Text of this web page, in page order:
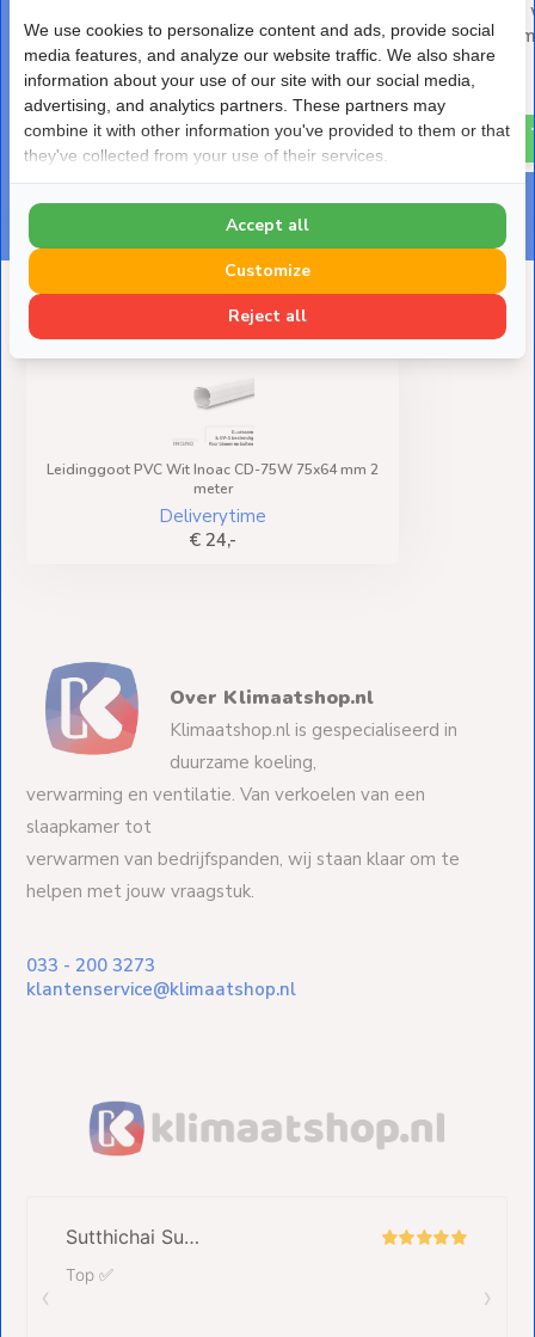
Inaba Denko SD-77-K 75x63
mm 2 meter
Deliverytime
€ 26,-
Verbindingssok
Inoac NS-75W 75
Deliverytime
€ 8,-
Deze heb je eerder bekeken
Leidinggoot PVC Wit Inoac CD-75W 75x64 mm 2
meter
Deliverytime
€ 24,-
Over Klimaatshop.nl
Klimaatshop.nl is gespecialiseerd in
duurzame koeling,
verwarming en ventilatie. Van verkoelen van een
slaapkamer tot
verwarmen van bedrijfspanden, wij staan klaar om te
helpen met jouw vraagstuk.
033 - 200 3273
klantenservice@klimaatshop.nl
We use cookies to personalize content and ads, provide social
media features, and analyze our website traffic. We also share
information about your use of our site with our social media,
advertising, and analytics partners. These partners may
combine it with other information you've provided to them or that
they've collected from your use of their services.
Reject all
Customize
Accept all